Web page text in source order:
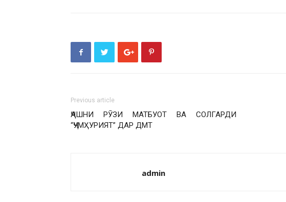
Previous article
ҶАШНИ РӮЗИ МАТБУОТ ВА СОЛГАРДИ
“ҶУМҲУРИЯТ” ДАР ДМТ
admin